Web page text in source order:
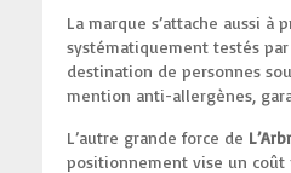
La marque s’attache aussi à
systématiquement testés
destination de personnes
mention anti-allergènes,
L’autre grande force de
positionnement vise un coût